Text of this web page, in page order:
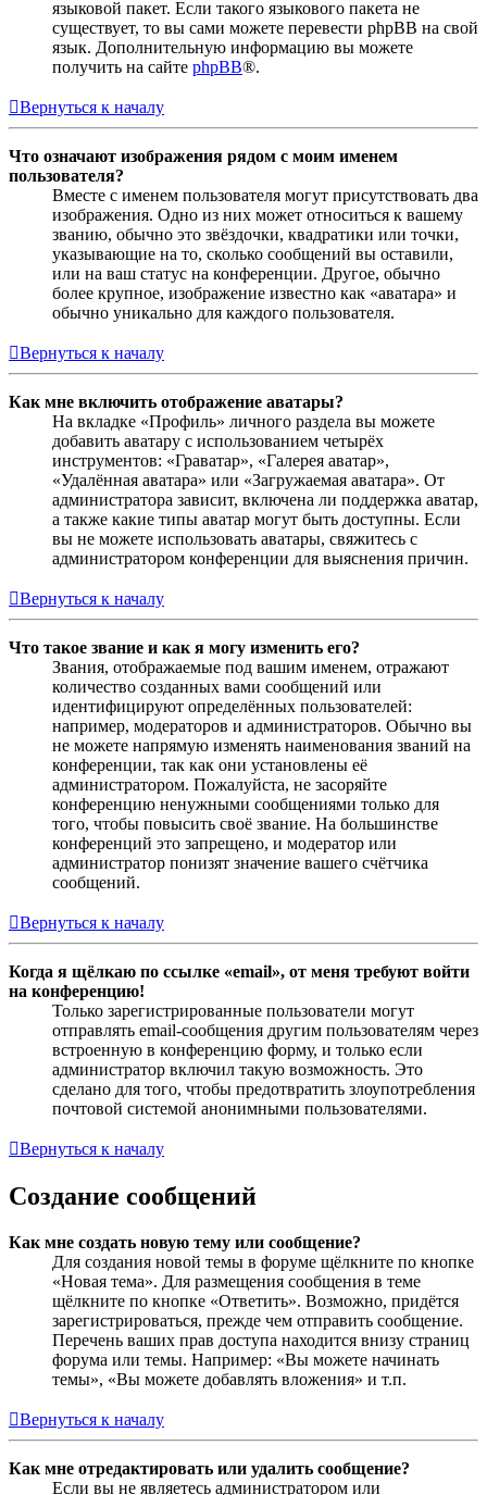
языковой пакет. Если такого языкового пакета не
существует, то вы сами можете перевести phpBB на свой
язык. Дополнительную информацию вы можете
получить на сайте phpBB®.
Вернуться к началу
Что означают изображения рядом с моим именем
пользователя?
Вместе с именем пользователя могут присутствовать два
изображения. Одно из них может относиться к вашему
званию, обычно это звёздочки, квадратики или точки,
указывающие на то, сколько сообщений вы оставили,
или на ваш статус на конференции. Другое, обычно
более крупное, изображение известно как «аватара» и
обычно уникально для каждого пользователя.
Вернуться к началу
Как мне включить отображение аватары?
На вкладке «Профиль» личного раздела вы можете
добавить аватару с использованием четырёх
инструментов: «Граватар», «Галерея аватар»,
«Удалённая аватара» или «Загружаемая аватара». От
администратора зависит, включена ли поддержка аватар,
а также какие типы аватар могут быть доступны. Если
вы не можете использовать аватары, свяжитесь с
администратором конференции для выяснения причин.
Вернуться к началу
Что такое звание и как я могу изменить его?
Звания, отображаемые под вашим именем, отражают
количество созданных вами сообщений или
идентифицируют определённых пользователей:
например, модераторов и администраторов. Обычно вы
не можете напрямую изменять наименования званий на
конференции, так как они установлены её
администратором. Пожалуйста, не засоряйте
конференцию ненужными сообщениями только для
того, чтобы повысить своё звание. На большинстве
конференций это запрещено, и модератор или
администратор понизят значение вашего счётчика
сообщений.
Вернуться к началу
Когда я щёлкаю по ссылке «email», от меня требуют войти
на конференцию!
Только зарегистрированные пользователи могут
отправлять email-сообщения другим пользователям через
встроенную в конференцию форму, и только если
администратор включил такую возможность. Это
сделано для того, чтобы предотвратить злоупотребления
почтовой системой анонимными пользователями.
Вернуться к началу
Создание сообщений
Как мне создать новую тему или сообщение?
Для создания новой темы в форуме щёлкните по кнопке
«Новая тема». Для размещения сообщения в теме
щёлкните по кнопке «Ответить». Возможно, придётся
зарегистрироваться, прежде чем отправить сообщение.
Перечень ваших прав доступа находится внизу страниц
форума или темы. Например: «Вы можете начинать
темы», «Вы можете добавлять вложения» и т.п.
Вернуться к началу
Как мне отредактировать или удалить сообщение?
Если вы не являетесь администратором или